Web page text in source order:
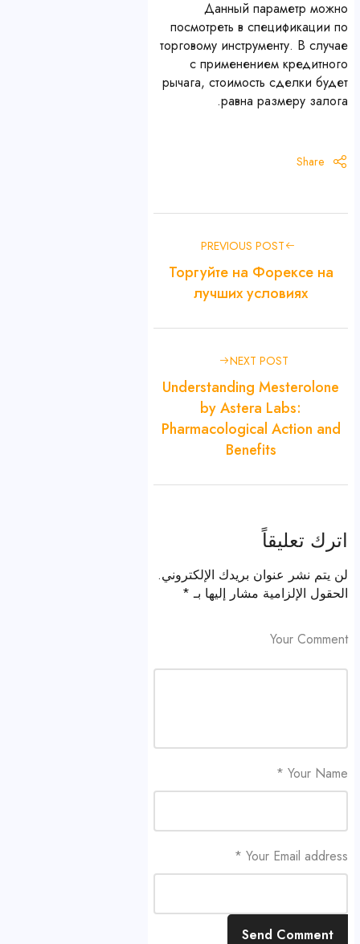
Данный параметр можно
посмотреть в спецификации по
торговому инструменту. В случае
с применением кредитного
рычага, стоимость сделки будет
равна размеру залога.
Share
PREVIOUS POST
Торгуйте на Форексе на
лучших условиях
NEXT POST
Understanding Mesterolone
by Astera Labs:
Pharmacological Action and
Benefits
اترك تعليقاً
لن يتم نشر عنوان بريدك الإلكتروني.
الحقول الإلزامية مشار إليها بـ *
Your Comment
Your Name *
Your Email address *